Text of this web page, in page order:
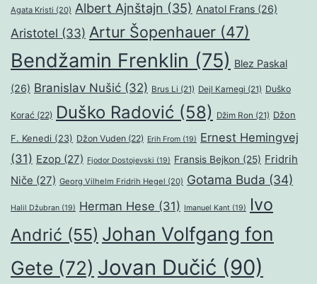
Agata Kristi (20) Albert Ajnštajn (35) Anatol Frans (26)
Aristotel (33) Artur Šopenhauer (47)
Bendžamin Frenklin (75) Blez Paskal
(26) Branislav Nušić (32) Brus Li (21) Dejl Karnegi (21) Duško
Korać (22) Duško Radović (58) Džim Ron (21) Džon
F. Kenedi (23) Džon Vuden (22) Erih From (19) Ernest Hemingvej
(31) Ezop (27) Fjodor Dostojevski (19) Fransis Bejkon (25) Fridrih
Niče (27) Georg Vilhelm Fridrih Hegel (20) Gotama Buda (34)
Halil Džubran (19) Herman Hese (31) Imanuel Kant (19)
Ivo
Andrić (55) Johan Volfgang fon
Gete (72) Jovan Dučić (90)